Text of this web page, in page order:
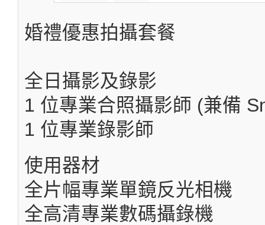
婚禮優惠拍攝套餐
全日攝影及錄影
1 位專業合照攝影師 (兼備
1 位專業錄影師
使用器材
全片幅專業單鏡反光相機
全高清專業數碼攝錄機